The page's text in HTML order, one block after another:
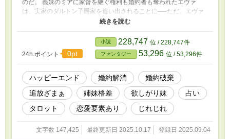
のだ。 義妹のミアに家督を継ぐ権利も婚約者も奪われたエヴァ
は、実家のダルトン子爵家を追い出されることに──ただ、エヴァ
は自身の「占い」スキルのおかげで、このことはあらかじめ知って
いた。 エヴァは母の生家であるハートネット伯爵家の養子になっ
た後、呪い魔術を扱い、王国でもトップの実力を持つ魔術師が集う
王立特殊魔術研究所──通称「黒の塔」の魔術師を目指すことに。
一方で、今まで家を切り盛りしていたエヴァが抜けたダルトン子爵
家は、どんどん転落していく。 ※『鈴蘭の魔女の代替り』の過去
編、スピンオフです。 ※タロットカードは、トート版タロットカ
ードを参考にしてます。カードの引き方や解釈については、あくま
でも一例です。
24h.ポイント 0pt
小説 228,747 位 / 228,747件
ファンタジー 53,296 位 / 53,296件
ハッピーエンド 婚約解消
婚約破棄
追放ざまぁ
姉妹格差 欲しがり妹
占い
タロット
恋愛要素あり じれじれ
文字数 147,425 最終更新日 2025.10.17 登録日 2025.09.04